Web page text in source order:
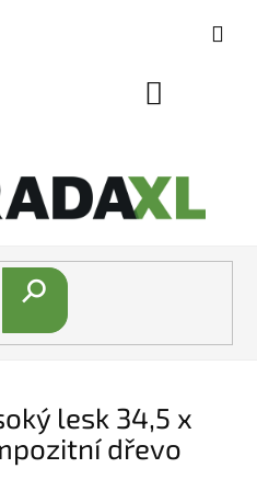
Hledat
lesk 34,5 x
dřevo